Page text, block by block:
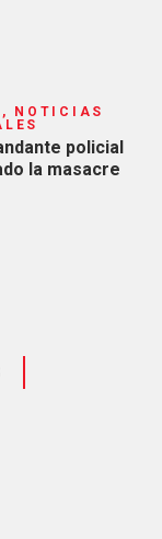
NOTICIAS
policial
la masacre